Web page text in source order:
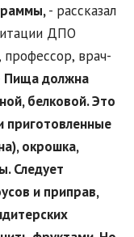
- рассказал
ДПО
врач-
Пища должна
белковой. Это
приготовленные
окрошка,
Следует
и приправ,